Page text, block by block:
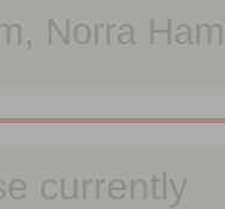
Norra
currently